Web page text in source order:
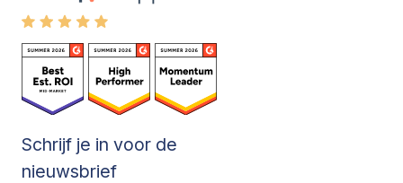
Schrijf je in voor de
nieuwsbrief